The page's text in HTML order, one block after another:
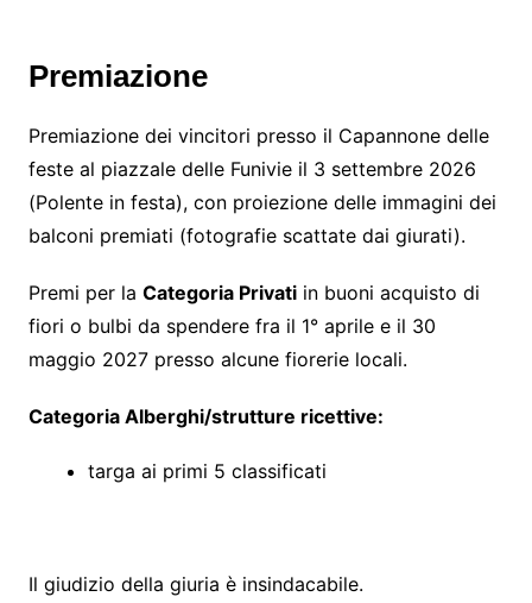
Premiazione
Premiazione dei vincitori presso il Capannone delle
feste al piazzale delle Funivie il 3 settembre 2026
(Polente in festa), con proiezione delle immagini dei
balconi premiati (fotografie scattate dai giurati).
Premi per la Categoria Privatiin buoni acquisto di
fiori o bulbi da spendere fra il 1° aprile e il 30
maggio 2027 presso alcune fiorerie locali.
Categoria Alberghi/strutture ricettive:
targa ai primi 5 classificati
Il giudizio della giuria è insindacabile.